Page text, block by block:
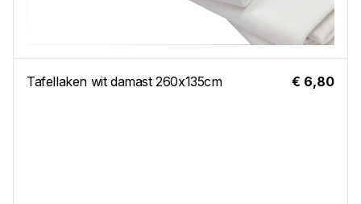
Tafellaken wit damast 260x135cm € 6,80